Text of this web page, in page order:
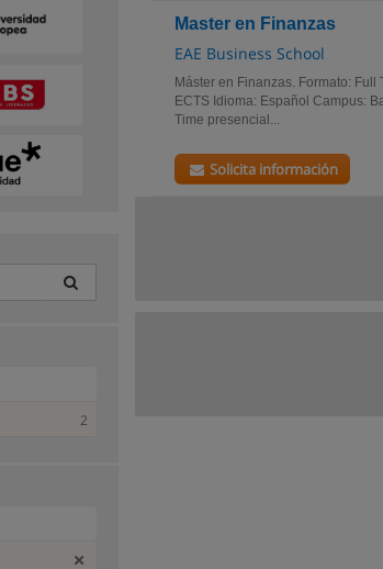
Master en Finanzas
EAE Business School
Máster en Finanzas. Formato:
ECTS Idioma: Español Campus:
Time presencial...
Solicita información
2